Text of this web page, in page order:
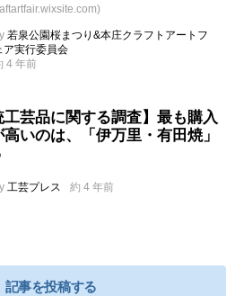
若泉公園桜まつり&本庄クラフトアートフ
ア実行委員会
4 年前
工芸品に関する調査】最も購入
いのは、「伊万里・有田焼」
工芸プレス 約 4 年前
記事を投稿する